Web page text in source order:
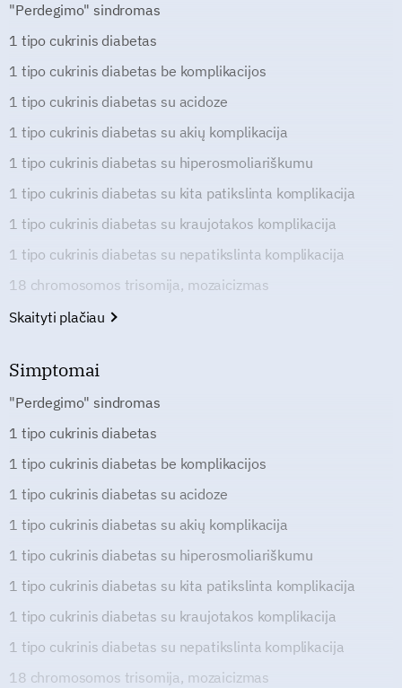
"Perdegimo" sindromas
1 tipo cukrinis diabetas
1 tipo cukrinis diabetas be komplikacijos
1 tipo cukrinis diabetas su acidoze
1 tipo cukrinis diabetas su akių komplikacija
1 tipo cukrinis diabetas su hiperosmoliariškumu
1 tipo cukrinis diabetas su kita patikslinta komplikacija
1 tipo cukrinis diabetas su kraujotakos komplikacija
1 tipo cukrinis diabetas su nepatikslinta komplikacija
18 chromosomos trisomija, mozaicizmas
Skaityti plačiau
Simptomai
"Perdegimo" sindromas
1 tipo cukrinis diabetas
1 tipo cukrinis diabetas be komplikacijos
1 tipo cukrinis diabetas su acidoze
1 tipo cukrinis diabetas su akių komplikacija
1 tipo cukrinis diabetas su hiperosmoliariškumu
1 tipo cukrinis diabetas su kita patikslinta komplikacija
1 tipo cukrinis diabetas su kraujotakos komplikacija
1 tipo cukrinis diabetas su nepatikslinta komplikacija
18 chromosomos trisomija, mozaicizmas